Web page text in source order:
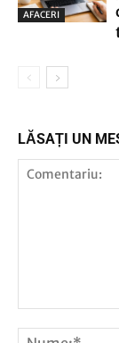
AFACERI
LĂSAȚI UN